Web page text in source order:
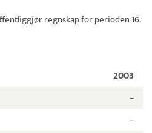
regnskap for perioden 16.
2003
–
–